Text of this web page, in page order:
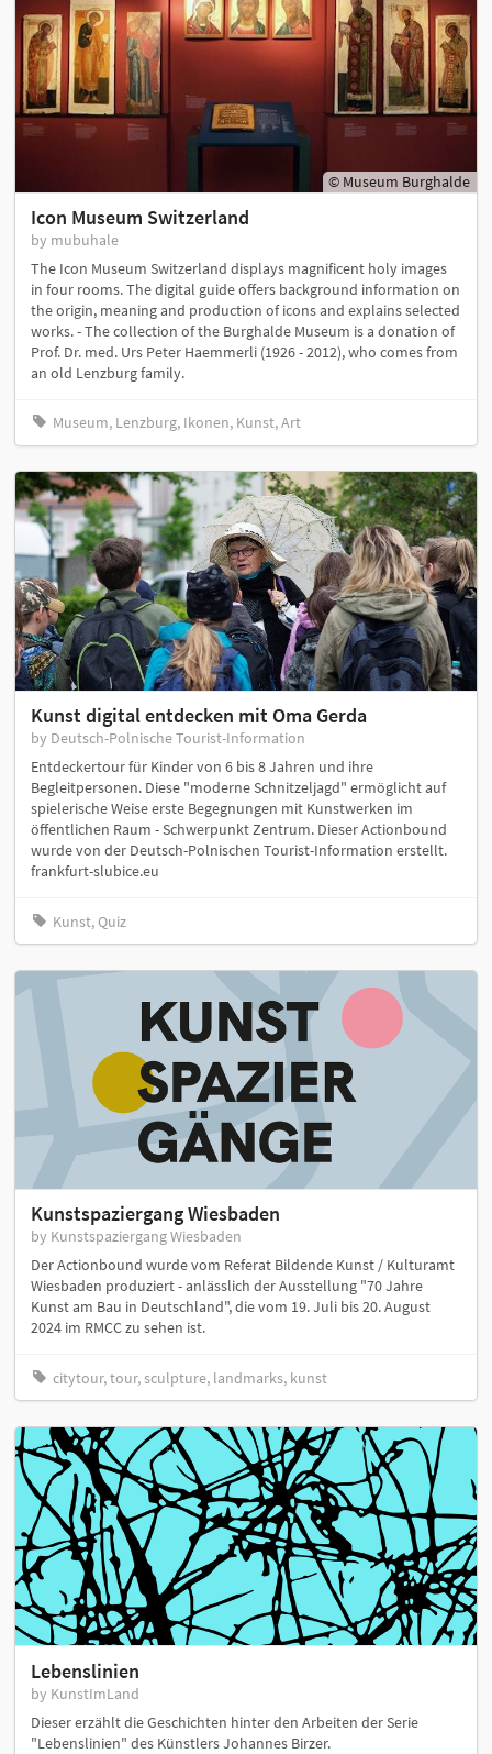
© Museum Burghalde
Icon Museum Switzerland
by mubuhale
The Icon Museum Switzerland displays magnificent holy images
in four rooms. The digital guide offers background information on
the origin, meaning and production of icons and explains selected
works. - The collection of the Burghalde Museum is a donation of
Prof. Dr. med. Urs Peter Haemmerli (1926 - 2012), who comes from
an old Lenzburg family.
Museum, Lenzburg, Ikonen, Kunst, Art
Kunst digital entdecken mit Oma Gerda
by Deutsch-Polnische Tourist-Information
Entdeckertour für Kinder von 6 bis 8 Jahren und ihre
Begleitpersonen. Diese "moderne Schnitzeljagd" ermöglicht auf
spielerische Weise erste Begegnungen mit Kunstwerken im
öffentlichen Raum - Schwerpunkt Zentrum. Dieser Actionbound
wurde von der Deutsch-Polnischen Tourist-Information erstellt.
frankfurt-slubice.eu
Kunst, Quiz
Kunstspaziergang Wiesbaden
by Kunstspaziergang Wiesbaden
Der Actionbound wurde vom Referat Bildende Kunst / Kulturamt
Wiesbaden produziert - anlässlich der Ausstellung "70 Jahre
Kunst am Bau in Deutschland", die vom 19. Juli bis 20. August
2024 im RMCC zu sehen ist.
citytour, tour, sculpture, landmarks, kunst
Lebenslinien
by KunstImLand
Dieser erzählt die Geschichten hinter den Arbeiten der Serie
"Lebenslinien" des Künstlers Johannes Birzer.